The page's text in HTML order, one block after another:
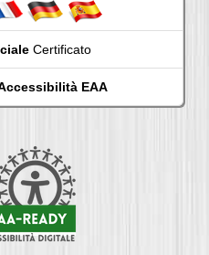
Certificato
EAA